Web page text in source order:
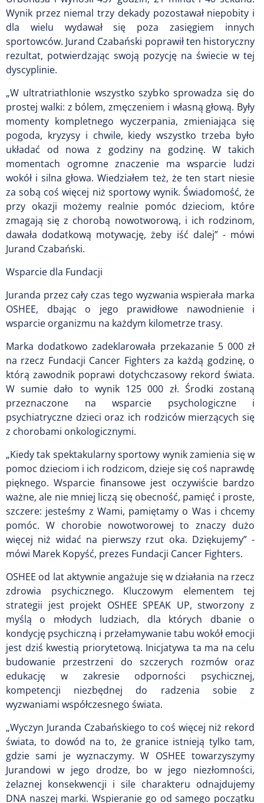
Wynik przez niemal trzy dekady pozostawał niepobity i
dla wielu wydawał się poza zasięgiem innych
sportowców. Jurand Czabański poprawił ten historyczny
rezultat, potwierdzając swoją pozycję na świecie w tej
dyscyplinie.
„W ultratriathlonie wszystko szybko sprowadza się do
prostej walki: z bólem, zmęczeniem i własną głową. Były
momenty kompletnego wyczerpania, zmieniająca się
pogoda, kryzysy i chwile, kiedy wszystko trzeba było
układać od nowa z godziny na godzinę. W takich
momentach ogromne znaczenie ma wsparcie ludzi
wokół i silna głowa. Wiedziałem też, że ten start niesie
za sobą coś więcej niż sportowy wynik. Świadomość, że
przy okazji możemy realnie pomóc dzieciom, które
zmagają się z chorobą nowotworową, i ich rodzinom,
dawała dodatkową motywację, żeby iść dalej” - mówi
Jurand Czabański.
Wsparcie dla Fundacji
Juranda przez cały czas tego wyzwania wspierała marka
OSHEE, dbając o jego prawidłowe nawodnienie i
wsparcie organizmu na każdym kilometrze trasy.
Marka dodatkowo zadeklarowała przekazanie 5 000 zł
na rzecz Fundacji Cancer Fighters za każdą godzinę, o
którą zawodnik poprawi dotychczasowy rekord świata.
W sumie dało to wynik 125 000 zł. Środki zostaną
przeznaczone na wsparcie psychologiczne i
psychiatryczne dzieci oraz ich rodziców mierzących się
z chorobami onkologicznymi.
„Kiedy tak spektakularny sportowy wynik zamienia się w
pomoc dzieciom i ich rodzicom, dzieje się coś naprawdę
pięknego. Wsparcie finansowe jest oczywiście bardzo
ważne, ale nie mniej liczą się obecność, pamięć i proste,
szczere: jesteśmy z Wami, pamiętamy o Was i chcemy
pomóc. W chorobie nowotworowej to znaczy dużo
więcej niż widać na pierwszy rzut oka. Dziękujemy” -
mówi Marek Kopyść, prezes Fundacji Cancer Fighters.
OSHEE od lat aktywnie angażuje się w działania na rzecz
zdrowia psychicznego. Kluczowym elementem tej
strategii jest projekt OSHEE SPEAK UP, stworzony z
myślą o młodych ludziach, dla których dbanie o
kondycję psychiczną i przełamywanie tabu wokół emocji
jest dziś kwestią priorytetową. Inicjatywa ta ma na celu
budowanie przestrzeni do szczerych rozmów oraz
edukację w zakresie odporności psychicznej,
kompetencji niezbędnej do radzenia sobie z
wyzwaniami współczesnego świata.
„Wyczyn Juranda Czabańskiego to coś więcej niż rekord
świata, to dowód na to, że granice istnieją tylko tam,
gdzie sami je wyznaczymy. W OSHEE towarzyszymy
Jurandowi w jego drodze, bo w jego niezłomności,
żelaznej konsekwencji i sile charakteru odnajdujemy
DNA naszej marki. Wspieranie go od samego początku